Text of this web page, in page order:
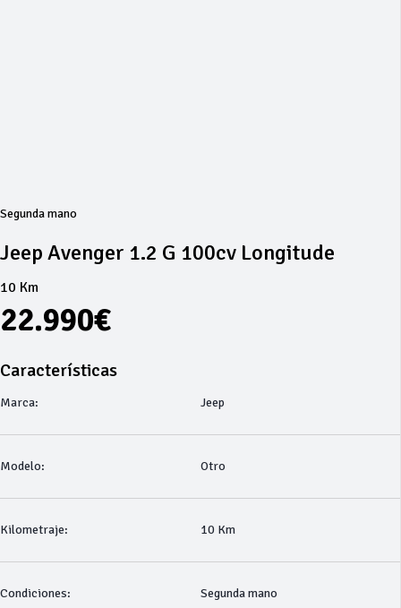
Segunda mano
Jeep Avenger 1.2 G 100cv Longitude
10 Km
22.990€
Características
Marca: Jeep
Modelo: Otro
Kilometraje: 10 Km
Condiciones: Segunda mano